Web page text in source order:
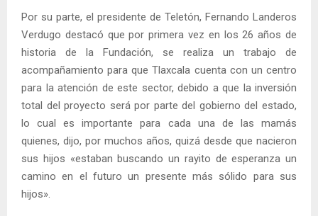
Por su parte, el presidente de Teletón, Fernando Landeros
Verdugo destacó que por primera vez en los 26 años de
historia de la Fundación, se realiza un trabajo de
acompañamiento para que Tlaxcala cuenta con un centro
para la atención de este sector, debido a que la inversión
total del proyecto será por parte del gobierno del estado,
lo cual es importante para cada una de las mamás
quienes, dijo, por muchos años, quizá desde que nacieron
sus hijos «estaban buscando un rayito de esperanza un
camino en el futuro un presente más sólido para sus
hijos».